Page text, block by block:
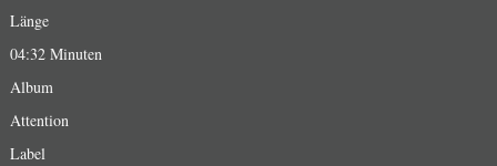
Länge
04:32 Minuten
Album
Attention
Label